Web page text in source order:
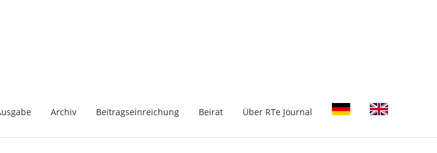
Archiv Beitragseinreichung Beirat Über RTe Journal